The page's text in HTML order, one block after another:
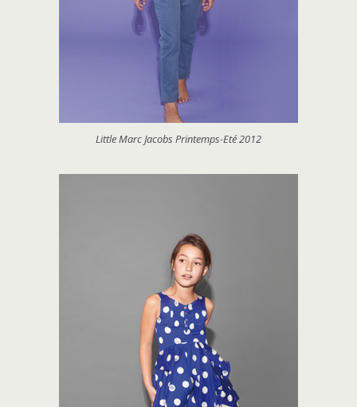
Little Marc Jacobs Printemps-Eté 2012